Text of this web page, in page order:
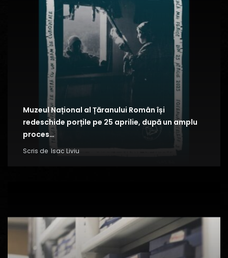
Muzeul Național al Țăranului Român își
redeschide porțile pe 25 aprilie, după un amplu
proces…
Scris de Isac Liviu